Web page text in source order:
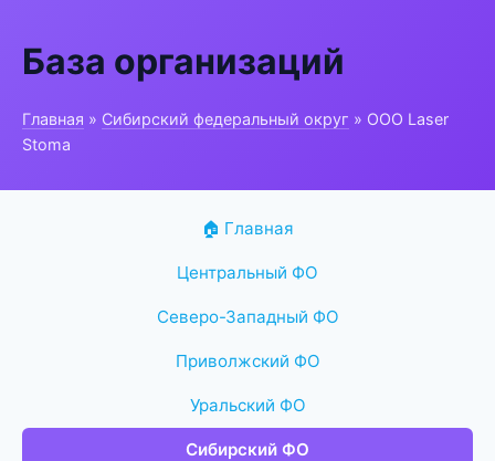
База организаций
Главная » Сибирский федеральный округ » ООО Laser
Stoma
🏠 Главная
Центральный ФО
Северо-Западный ФО
Приволжский ФО
Уральский ФО
Сибирский ФО